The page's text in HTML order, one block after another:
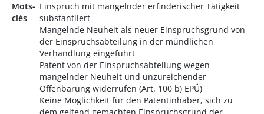
Mots-
clés
Einspruch mit mangelnder erfinderischer Tätigkeit
substantiiert
Mangelnde Neuheit als neuer Einspruchsgrund von
der Einspruchsabteilung in der mündlichen
Verhandlung eingeführt
Patent von der Einspruchsabteilung wegen
mangelnder Neuheit und unzureichender
Offenbarung widerrufen (Art. 100 b) EPÜ)
Keine Möglichkeit für den Patentinhaber, sich zu